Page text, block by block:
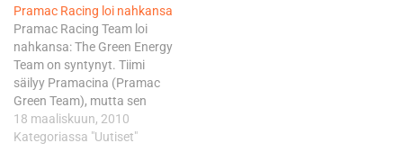
Pramac Racing loi nahkansa
Pramac Racing Team loi
nahkansa: The Green Energy
Team on syntynyt. Tiimi
säilyy Pramacina (Pramac
Green Team), mutta sen
filosofia ohjaa uudenlaiseen
ajatteluun. Tiimi haluaa olla
18 maaliskuun, 2010
Kategoriassa "Uutiset"